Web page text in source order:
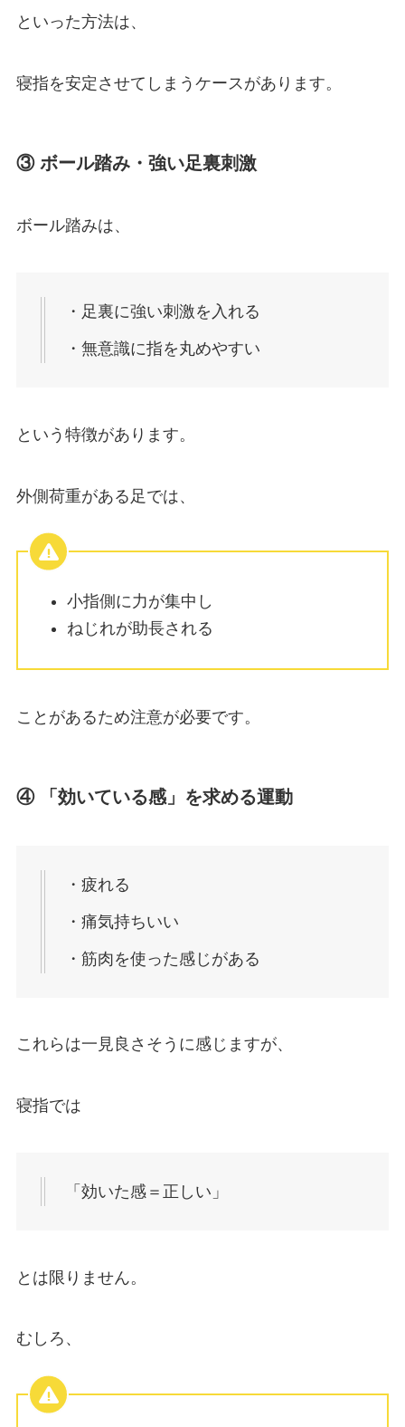
といった方法は、
寝指を安定させてしまうケースがあります。
③ ボール踏み・強い足裏刺激
ボール踏みは、
・足裏に強い刺激を入れる
・無意識に指を丸めやすい
という特徴があります。
外側荷重がある足では、
小指側に力が集中し
ねじれが助長される
ことがあるため注意が必要です。
④ 「効いている感」を求める運動
・疲れる
・痛気持ちいい
・筋肉を使った感じがある
これらは一見良さそうに感じますが、
寝指では
「効いた感＝正しい」
とは限りません。
むしろ、